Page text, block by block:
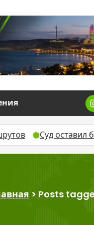
оставил без
> Posts